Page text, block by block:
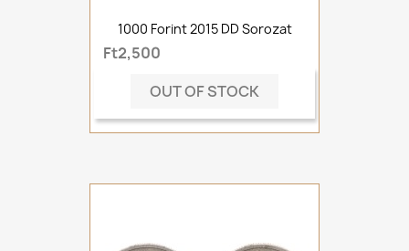
1000 Forint 2015 DD Sorozat
Ft2,500
OUT OF STOCK